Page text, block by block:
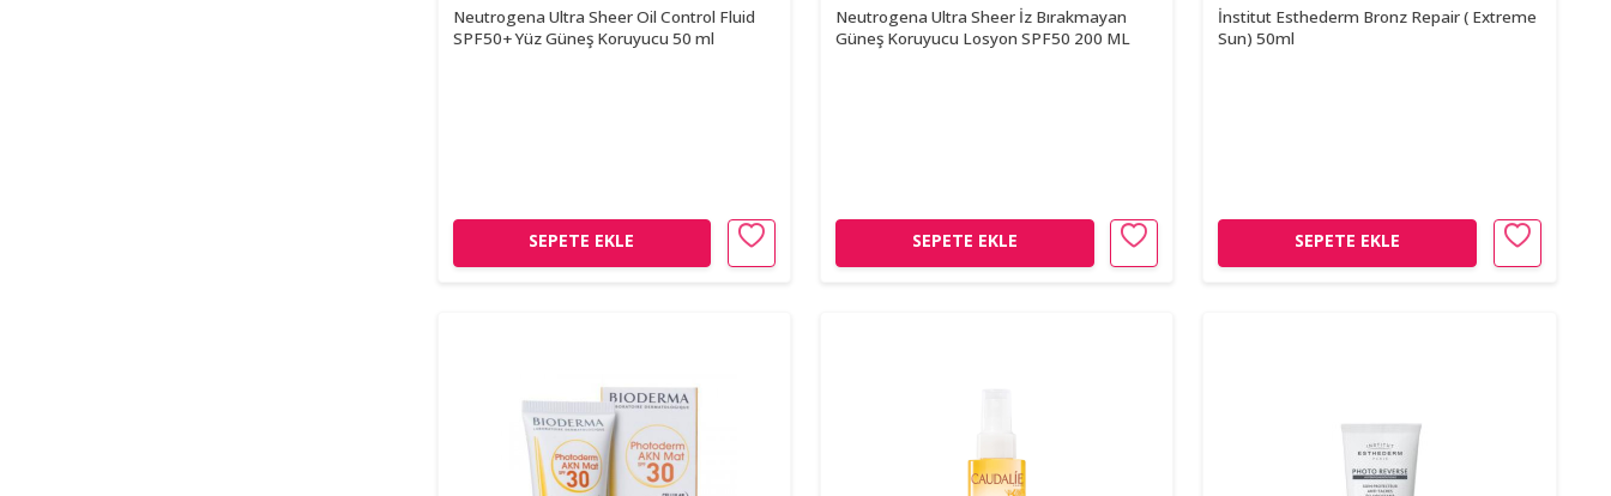
Neutrogena Ultra Sheer Oil Control Fluid
SPF50+ Yüz Güneş Koruyucu 50 ml
SEPETE EKLE
Neutrogena Ultra Sheer İz Bırakmayan
Güneş Koruyucu Losyon SPF50 200 ML
SEPETE EKLE
İnstitut Esthederm Bronz Repair ( Extreme
Sun) 50ml
SEPETE EKLE